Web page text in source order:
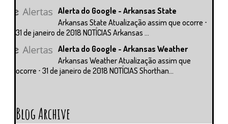
Alerta do Google - Arkansas State
Arkansas State Atualização assim que ocorre ⋅
31 de janeiro de 2018 NOTÍCIAS Arkansas ...
Alerta do Google - Arkansas Weather
Arkansas Weather Atualização assim que
ocorre ⋅ 31 de janeiro de 2018 NOTÍCIAS Shorthan...
Blog Archive